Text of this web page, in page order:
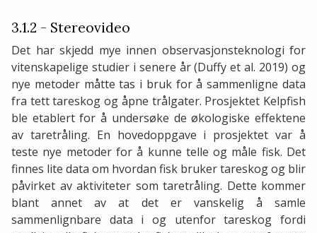
3.1.2 - Stereovideo
Det har skjedd mye innen observasjonsteknologi for
vitenskapelige studier i senere år (Duffy et al. 2019) og
nye metoder måtte tas i bruk for å sammenligne data
fra tett tareskog og åpne trålgater. Prosjektet Kelpfish
ble etablert for å undersøke de økologiske effektene
av taretråling. En hovedoppgave i prosjektet var å
teste nye metoder for å kunne telle og måle fisk. Det
finnes lite data om hvordan fisk bruker tareskog og blir
påvirket av aktiviteter som taretråling. Dette kommer
blant annet av at det er vanskelig å samle
sammenlignbare data i og utenfor tareskog fordi